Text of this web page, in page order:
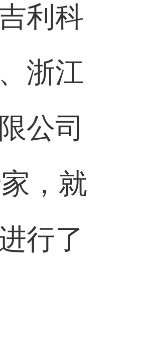
利科
浙江
公司
，就
行了